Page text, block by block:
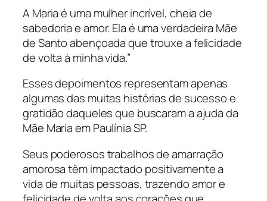
A Maria é uma mulher incrível, cheia de
sabedoria e amor. Ela é uma verdadeira Mãe
de Santo abençoada que trouxe a felicidade
de volta à minha vida.”
Esses depoimentos representam apenas
algumas das muitas histórias de sucesso e
gratidão daqueles que buscaram a ajuda da
Mãe Maria em Paulínia SP.
Seus poderosos trabalhos de amarração
amorosa têm impactado positivamente a
vida de muitas pessoas, trazendo amor e